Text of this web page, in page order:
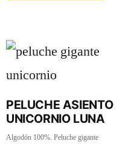
PELUCHE ASIENTO
UNICORNIO LUNA
Algodón 100%. Peluche gigante